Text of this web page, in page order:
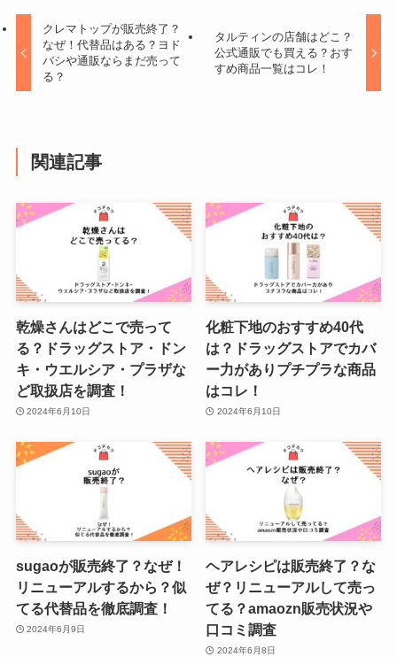
クレマトップが販売終了？
なぜ！代替品はある？ヨド
バシや通販ならまだ売って
る？
タルティンの店舗はどこ？
公式通販でも買える？おす
すめ商品一覧はコレ！
関連記事
乾燥さんはどこで売って
る？ドラッグストア・ドン
キ・ウエルシア・プラザな
ど取扱店を調査！
2024年6月10日
化粧下地のおすすめ40代
は？ドラッグストアでカバ
ー力がありプチプラな商品
はコレ！
2024年6月10日
sugaoが販売終了？なぜ！
リニューアルするから？似
てる代替品を徹底調査！
2024年6月9日
ヘアレシピは販売終了？な
ぜ？リニューアルして売っ
てる？amaozn販売状況や
口コミ調査
2024年6月8日